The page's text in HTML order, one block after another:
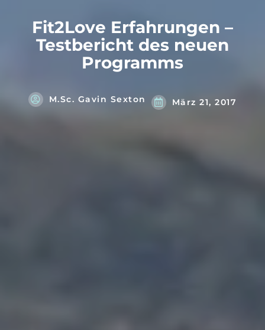
Fit2Love Erfahrungen –
Testbericht des neuen
Programms
M.Sc. Gavin Sexton März 21, 2017